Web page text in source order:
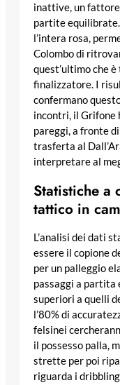
inattive, un
partite
l’intera rosa,
Colombo di
quest’ultimo che
finalizzatore. I
confermano
incontri, il Grifone
pareggi, a fronte
trasferta al
interpretare al
Statistiche
tattico in
L’analisi dei dati
essere il copione
per un palleggio
passaggi a partita
superiori a quelli
l’80% di
felsinei
il possesso palla,
strette per poi
riguarda i